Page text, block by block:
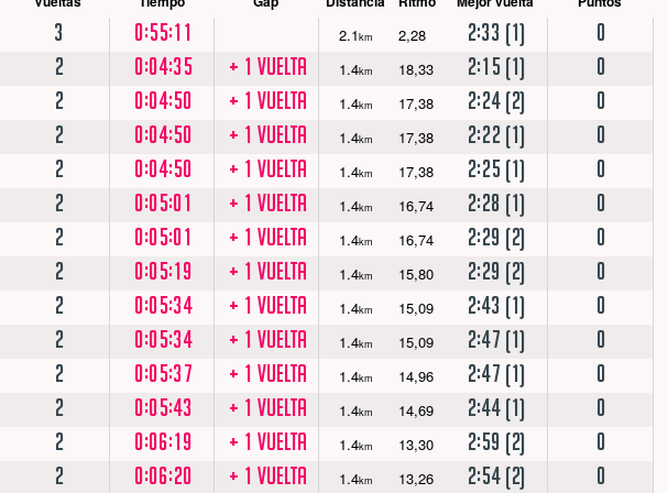
3 0:55:11 2.1km 2,28 2:33 (1)
0
2 0:04:35 + 1 vuelta 1.4km 18,33 2:15 (1)
0
2 0:04:50 + 1 vuelta 1.4km 17,38 2:24 (2)
0
2 0:04:50 + 1 vuelta 1.4km 17,38 2:22 (1)
0
2 0:04:50 + 1 vuelta 1.4km 17,38 2:25 (1)
0
2 0:05:01 + 1 vuelta 1.4km 16,74 2:28 (1)
0
2 0:05:01 + 1 vuelta 1.4km 16,74 2:29 (2)
0
2 0:05:19 + 1 vuelta 1.4km 15,80 2:29 (2)
0
2 0:05:34 + 1 vuelta 1.4km 15,09 2:43 (1)
0
2 0:05:34 + 1 vuelta 1.4km 15,09 2:47 (1)
0
2 0:05:37 + 1 vuelta 1.4km 14,96 2:47 (1)
0
2 0:05:43 + 1 vuelta 1.4km 14,69 2:44 (1)
0
2 0:06:19 + 1 vuelta 1.4km 13,30 2:59 (2)
0
2 0:06:20 + 1 vuelta 1.4km 13,26 2:54 (2) 0